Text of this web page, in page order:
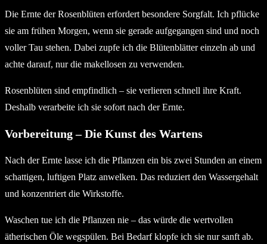
Die Ernte der Rosenblüten erfordert besondere Sorgfalt. Ich pflücke
sie am frühen Morgen, wenn sie gerade aufgegangen sind und noch
voller Tau stehen. Dabei zupfe ich die Blütenblätter einzeln ab und
achte darauf, nur die makellosen zu verwenden.
Rosenblüten sind empfindlich – sie verlieren schnell ihre Kraft.
Deshalb verarbeite ich sie sofort nach der Ernte.
Vorbereitung – Die Kunst des Wartens
Nach der Ernte lasse ich die Pflanzen ein bis zwei Stunden an einem
schattigen, luftigen Platz anwelken. Das reduziert den Wassergehalt
und konzentriert die Wirkstoffe.
Waschen tue ich die Pflanzen nie – das würde die wertvollen
ätherischen Öle wegspülen. Bei Bedarf klopfe ich sie nur sanft ab.